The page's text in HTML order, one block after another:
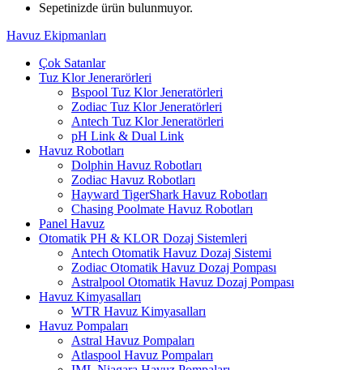
Sepetinizde ürün bulunmuyor.
Havuz Ekipmanları
Çok Satanlar
Tuz Klor Jenerarörleri
Bspool Tuz Klor Jeneratörleri
Zodiac Tuz Klor Jeneratörleri
Antech Tuz Klor Jeneratörleri
pH Link & Dual Link
Havuz Robotları
Dolphin Havuz Robotları
Zodiac Havuz Robotları
Hayward TigerShark Havuz Robotları
Chasing Poolmate Havuz Robotları
Panel Havuz
Otomatik PH & KLOR Dozaj Sistemleri
Antech Otomatik Havuz Dozaj Sistemi
Zodiac Otomatik Havuz Dozaj Pompası
Astralpool Otomatik Havuz Dozaj Pompası
Havuz Kimyasalları
WTR Havuz Kimyasalları
Havuz Pompaları
Astral Havuz Pompaları
Atlaspool Havuz Pompaları